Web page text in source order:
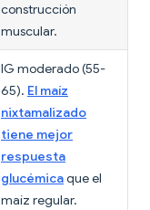
construcción
muscular.
IG moderado (55-
65). El maíz
nixtamalizado
tiene mejor
respuesta
glucémicaque el
maíz regular.